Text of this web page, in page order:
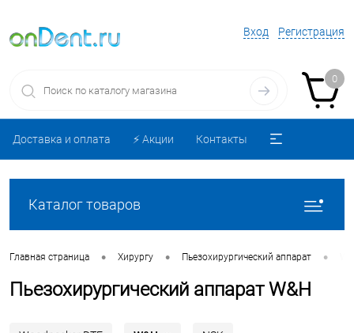
Вход Регистрация
0
Доставка и оплата ⚡️ Акции Контакты
Каталог товаров
Главная страница • Хирургу • Пьезохирургический аппарат •
Пьезохирургический аппарат W&H